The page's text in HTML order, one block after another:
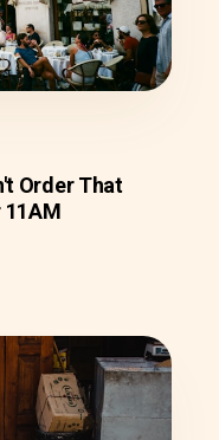
Order That